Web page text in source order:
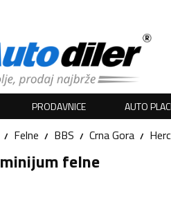
PRODAVNICE AUTO
Felne BBS Crna Gora
felne